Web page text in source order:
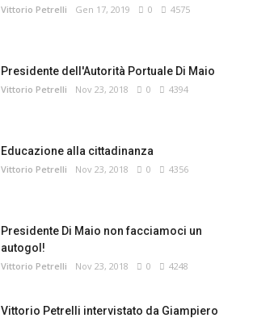
Vittorio Petrelli Gen 17, 2019 0 4575
Presidente dell'Autorità Portuale Di Maio
Vittorio Petrelli Nov 23, 2018 0 4394
Educazione alla cittadinanza
Vittorio Petrelli Nov 23, 2018 0 4356
Presidente Di Maio non facciamoci un
autogol!
Vittorio Petrelli Nov 23, 2018 0 4248
Vittorio Petrelli intervistato da Giampiero